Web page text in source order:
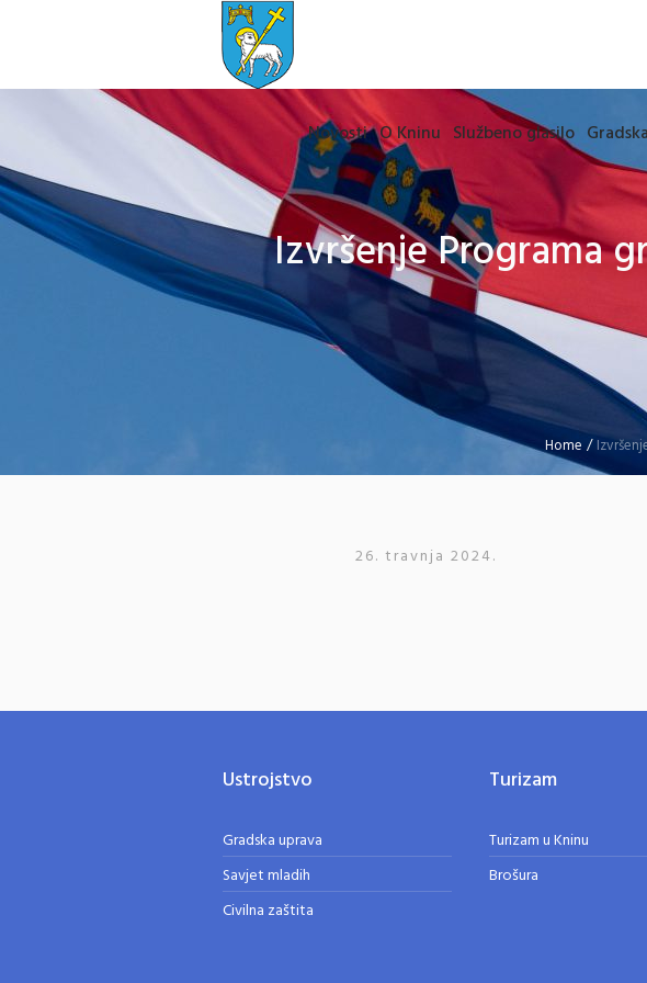
Novosti O Kninu Službeno glasilo
Izvršenje Programa
Home /
26. travnja 2024.
Ustrojstvo
Gradska uprava
Savjet mladih
Civilna zaštita
Turizam
Turizam u Kninu
Brošura